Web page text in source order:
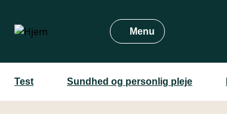
hovedindhold
Menu
Test Sundhed og personlig pleje